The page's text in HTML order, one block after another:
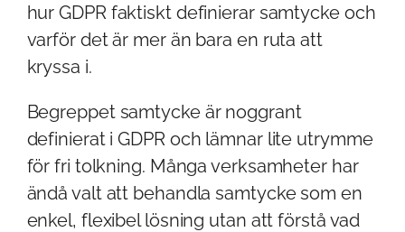
hur GDPR faktiskt definierar samtycke och
varför det är mer än bara en ruta att
kryssa i.
Begreppet samtycke är noggrant
definierat i GDPR och lämnar lite utrymme
för fri tolkning. Många verksamheter har
ändå valt att behandla samtycke som en
enkel, flexibel lösning utan att förstå vad